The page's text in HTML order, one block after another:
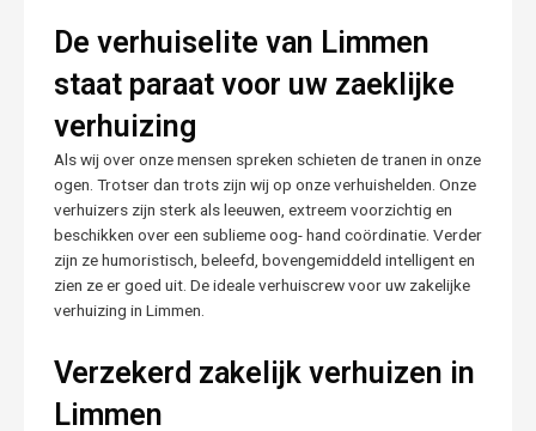
De verhuiselite van Limmen
staat paraat voor uw zaeklijke
verhuizing
Als wij over onze mensen spreken schieten de tranen in onze
ogen. Trotser dan trots zijn wij op onze verhuishelden. Onze
verhuizers zijn sterk als leeuwen, extreem voorzichtig en
beschikken over een sublieme oog- hand coördinatie. Verder
zijn ze humoristisch, beleefd, bovengemiddeld intelligent en
zien ze er goed uit. De ideale verhuiscrew voor uw zakelijke
verhuizing in Limmen.
Verzekerd zakelijk verhuizen in
Limmen